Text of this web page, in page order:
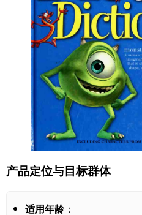
产品定位与目标群体
适用年龄：